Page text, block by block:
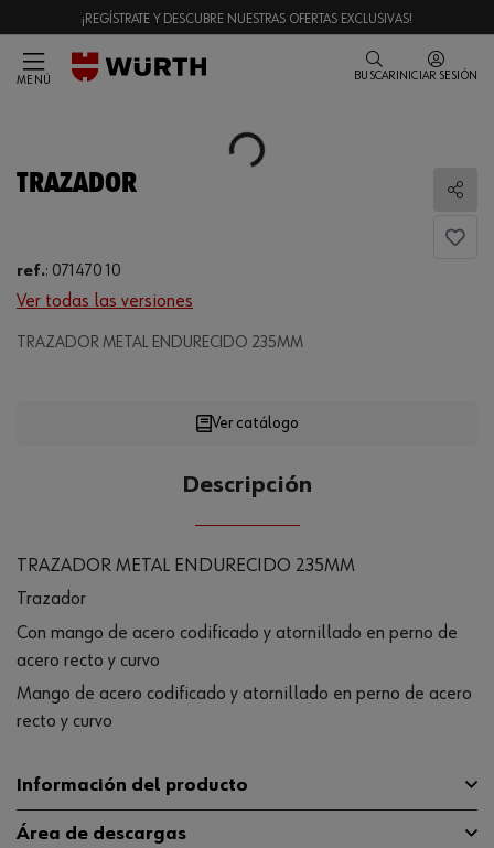
¡REGÍSTRATE Y DESCUBRE NUESTRAS OFERTAS EXCLUSIVAS!
MENÚ BUSCAR INICIAR SESIÓN
Loading...
TRAZADOR
ref.: 071470 10
Ver todas las versiones
TRAZADOR METAL ENDURECIDO 235MM
Loading...
Ver catálogo
Descripción
TRAZADOR METAL ENDURECIDO 235MM
Trazador
Con mango de acero codificado y atornillado en perno de
acero recto y curvo
Mango de acero codificado y atornillado en perno de acero
recto y curvo
Información del producto
Área de descargas